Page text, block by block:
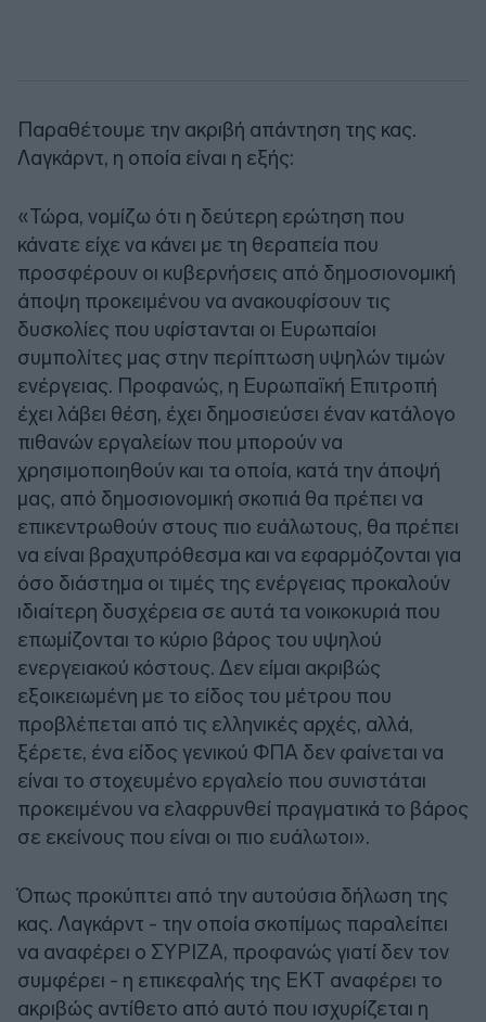
Παραθέτουμε την ακριβή απάντηση της κας.
Λαγκάρντ, η οποία είναι η εξής:
«Τώρα, νομίζω ότι η δεύτερη ερώτηση που
κάνατε είχε να κάνει με τη θεραπεία που
προσφέρουν οι κυβερνήσεις από δημοσιονομική
άποψη προκειμένου να ανακουφίσουν τις
δυσκολίες που υφίστανται οι Ευρωπαίοι
συμπολίτες μας στην περίπτωση υψηλών τιμών
ενέργειας. Προφανώς, η Ευρωπαϊκή Επιτροπή
έχει λάβει θέση, έχει δημοσιεύσει έναν κατάλογο
πιθανών εργαλείων που μπορούν να
χρησιμοποιηθούν και τα οποία, κατά την άποψή
μας, από δημοσιονομική σκοπιά θα πρέπει να
επικεντρωθούν στους πιο ευάλωτους, θα πρέπει
να είναι βραχυπρόθεσμα και να εφαρμόζονται για
όσο διάστημα οι τιμές της ενέργειας προκαλούν
ιδιαίτερη δυσχέρεια σε αυτά τα νοικοκυριά που
επωμίζονται το κύριο βάρος του υψηλού
ενεργειακού κόστους. Δεν είμαι ακριβώς
εξοικειωμένη με το είδος του μέτρου που
προβλέπεται από τις ελληνικές αρχές, αλλά,
ξέρετε, ένα είδος γενικού ΦΠΑ δεν φαίνεται να
είναι το στοχευμένο εργαλείο που συνιστάται
προκειμένου να ελαφρυνθεί πραγματικά το βάρος
σε εκείνους που είναι οι πιο ευάλωτοι».
Όπως προκύπτει από την αυτούσια δήλωση της
κας. Λαγκάρντ - την οποία σκοπίμως παραλείπει
να αναφέρει ο ΣΥΡΙΖΑ, προφανώς γιατί δεν τον
συμφέρει - η επικεφαλής της ΕΚΤ αναφέρει το
ακριβώς αντίθετο από αυτό που ισχυρίζεται η